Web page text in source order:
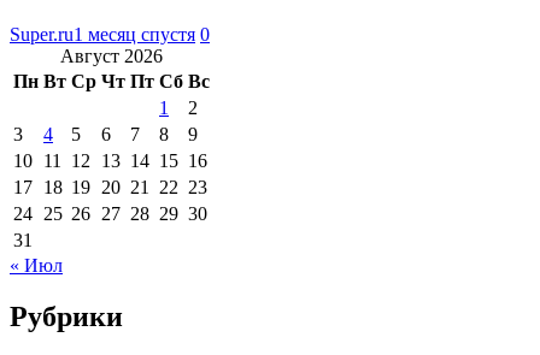
Super.ru1 месяц спустя 0
Август 2026
Пн Вт Ср Чт Пт Сб Вс
1
2
3
4 5 6 7 8
9
10 11 12 13 14 15 16
17 18 19 20 21 22 23
24 25 26 27 28 29 30
31
« Июл
Рубрики